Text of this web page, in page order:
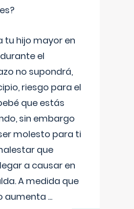
tu hijo mayor en
el
no supondrá,
riesgo para el
que estás
sin embargo
molesto para ti
que
a causar en
A medida que
aumenta ...